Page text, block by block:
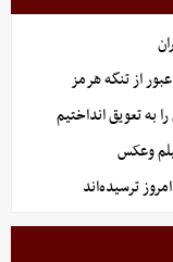
از تنگه هرمز
به تعویق انداختیم
وعکس
ترسیده‌اند